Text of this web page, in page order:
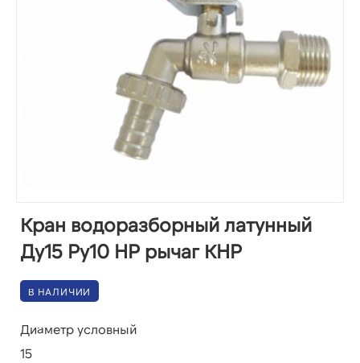
Кран водоразборный латунный
Ду15 Ру10 НР рычаг КНР
В НАЛИЧИИ
Диаметр условный
15